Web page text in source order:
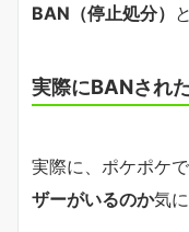
BAN（停止処分）
実際にBANされ
実際に、ポケポケで
ザーがいるのか気